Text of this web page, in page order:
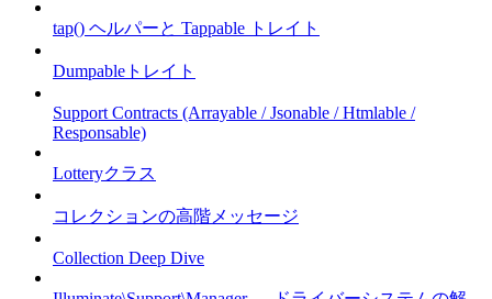
tap() ヘルパーと Tappable トレイト
Dumpableトレイト
Support Contracts (Arrayable / Jsonable / Htmlable /
Responsable)
Lotteryクラス
コレクションの高階メッセージ
Collection Deep Dive